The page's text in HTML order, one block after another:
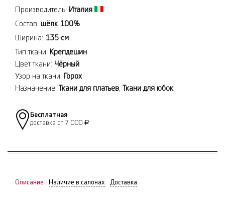
Производитель: Италия
Состав: шёлк 100%
Ширина: 135 см
Тип ткани: Крепдешин
Цвет ткани: Чёрный
Узор на ткани: Горох
Назначение: Ткани для платьев Ткани для юбок
Бесплатная
доставка от 7 000 Р
Описание Наличие в салонах Доставка